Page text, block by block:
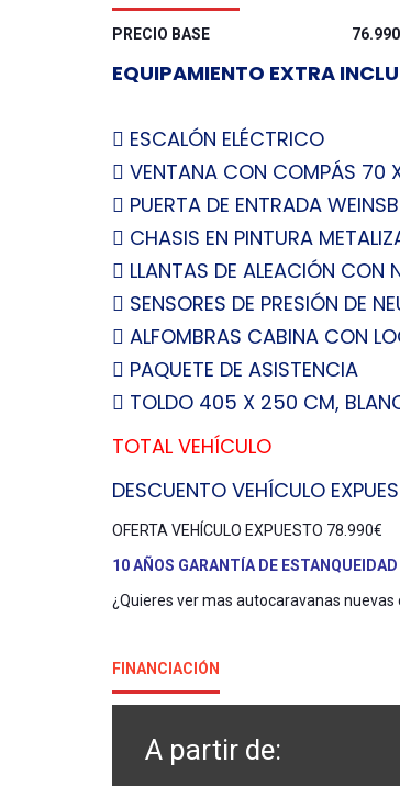
PRECIO BASE
EQUIPAMIENTO EXTRA
 ESCALÓN ELÉCTRICO
 VENTANA CON COMPÁS 70
 PUERTA DE ENTRADA
 CHASIS EN PINTURA
 LLANTAS DE ALEACIÓN CON
 SENSORES DE PRESIÓN DE
 ALFOMBRAS CABINA CON
 PAQUETE DE ASISTENCIA
 TOLDO 405 X 250 CM,
TOTAL
DESCUENTO VEHÍCULO
OFERTA VEHÍCULO EXPUESTO 78.990€
10 AÑOS GARANTÍA DE ESTANQUEIDAD
¿Quieres ver mas autocaravanas nuevas
FINANCIACIÓN
A partir de: